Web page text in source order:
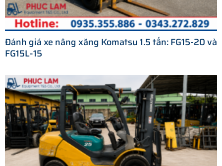
Đánh giá xe nâng xăng Komatsu 1.5 tấn: FG15-20 và
FG15L-15